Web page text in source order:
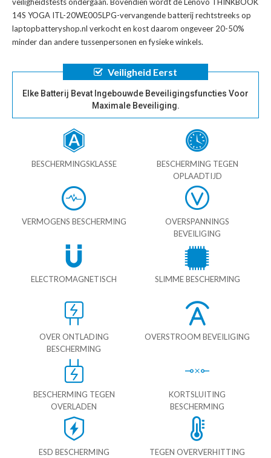
veiligheidstests ondergaan. Bovendien wordt de Lenovo THINKBOOK
14S YOGA ITL-20WE005LPG-vervangende batterijrechtstreeks op
laptopbatteryshop.nl verkocht en kost daarom ongeveer 20-50%
minder dan andere tussenpersonen en fysieke winkels.
Veiligheid Eerst
Elke Batterij Bevat Ingebouwde Beveiligingsfuncties Voor
Maximale Beveiliging.
BESCHERMINGSKLASSE
BESCHERMING TEGEN
OPLAADTIJD
VERMOGENS BESCHERMING
OVERSPANNINGS
BEVEILIGING
ELECTROMAGNETISCH SLIMME BESCHERMING
OVER ONTLADING
BESCHERMING
OVERSTROOM BEVEILIGING
BESCHERMING TEGEN
OVERLADEN
KORTSLUITING
BESCHERMING
ESD BESCHERMING TEGEN OVERVERHITTING